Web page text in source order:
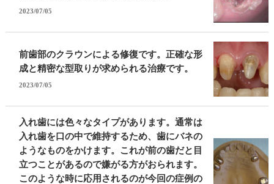
2023/07/05
前歯部のクラウンによる修復です。正確な形
成と精密な型取りが求められる治療です。
2023/07/05
入れ歯には色々なタイプがあります。通常は
入れ歯を口の中で維持するため、歯にバネの
ようなものをかけます。これが前の歯だと目
立つことがあるので嫌がる方がおられます。
このような時に応用されるのが今回の症例の